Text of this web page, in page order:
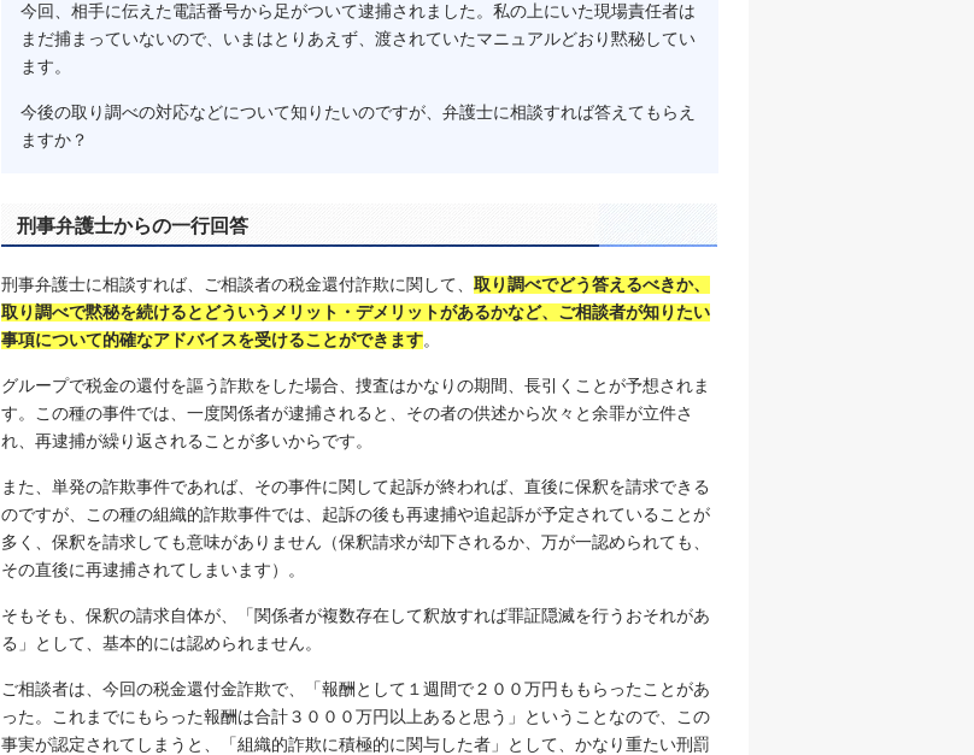
今回、相手に伝えた電話番号から足がついて逮捕されました。私の上にいた現場責任者は
まだ捕まっていないので、いまはとりあえず、渡されていたマニュアルどおり黙秘してい
ます。
今後の取り調べの対応などについて知りたいのですが、弁護士に相談すれば答えてもらえ
ますか？
刑事弁護士からの一行回答
刑事弁護士に相談すれば、ご相談者の税金還付詐欺に関して、 取り調べでどう答えるべきか、
取り調べで黙秘を続けるとどういうメリット・デメリットがあるかなど、ご相談者が知りたい
事項について的確なアドバイスを受けることができます。
グループで税金の還付を謳う詐欺をした場合、捜査はかなりの期間、長引くことが予想されま
す。この種の事件では、一度関係者が逮捕されると、その者の供述から次々と余罪が立件さ
れ、再逮捕が繰り返されることが多いからです。
また、単発の詐欺事件であれば、その事件に関して起訴が終われば、直後に保釈を請求できる
のですが、この種の組織的詐欺事件では、起訴の後も再逮捕や追起訴が予定されていることが
多く、保釈を請求しても意味がありません（保釈請求が却下されるか、万が一認められても、
その直後に再逮捕されてしまいます）。
そもそも、保釈の請求自体が、「関係者が複数存在して釈放すれば罪証隠滅を行うおそれがあ
る」として、基本的には認められません。
ご相談者は、今回の税金還付金詐欺で、「報酬として１週間で２００万円ももらったことがあ
った。これまでにもらった報酬は合計３０００万円以上あると思う」ということなので、この
事実が認定されてしまうと、「組織的詐欺に積極的に関与した者」として、かなり重たい刑罰